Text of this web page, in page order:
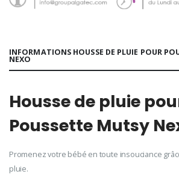
INFORMATIONS HOUSSE DE PLUIE POUR
NEXO
Housse de pluie
Poussette Mutsy
Promenez votre bébé en toute insouciance
pluie.